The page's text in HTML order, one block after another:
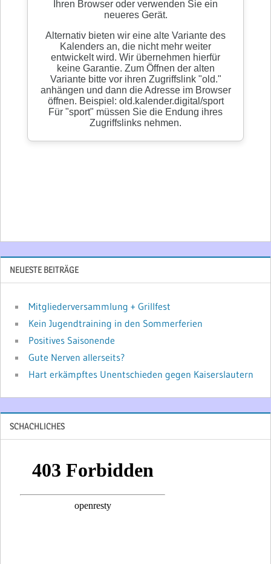
NEUESTE BEITRÄGE
Mitgliederversammlung + Grillfest
Kein Jugendtraining in den Sommerferien
Positives Saisonende
Gute Nerven allerseits?
Hart erkämpftes Unentschieden gegen Kaiserslautern
SCHACHLICHES